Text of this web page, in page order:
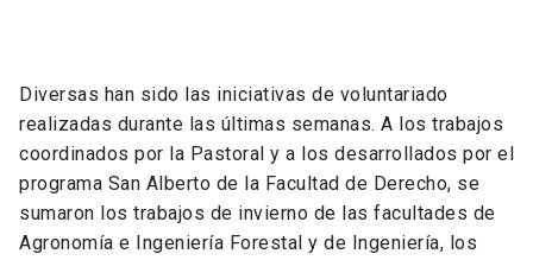
Futuros estudiantes
Estudiantes
Académicos
Go to english site launch
ACCESOS DIRECTOS
Diversas han sido las iniciativas de voluntariado
realizadas durante las últimas semanas. A los trabajos
coordinados por la Pastoral y a los desarrollados por el
programa San Alberto de la Facultad de Derecho, se
sumaron los trabajos de invierno de las facultades de
Agronomía e Ingeniería Forestal y de Ingeniería, los